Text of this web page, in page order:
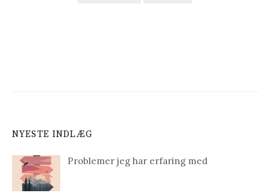
NYESTE INDLÆG
Problemer jeg har erfaring med